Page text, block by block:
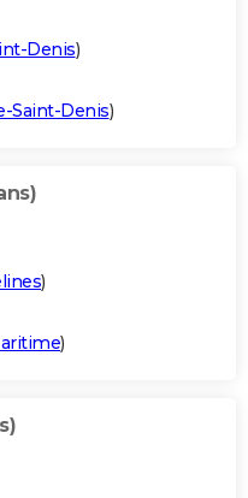
Denis)
Saint-Denis)
)
)